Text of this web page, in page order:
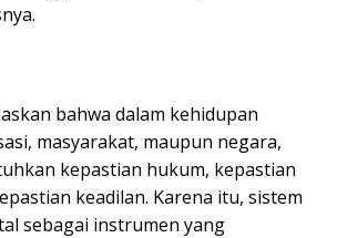
bahwa dalam kehidupan
masyarakat, maupun negara,
kepastian hukum, kepastian
keadilan. Karena itu, sistem
sebagai instrumen yang